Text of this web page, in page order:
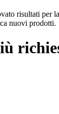
risultati per
nuovi prodotti.